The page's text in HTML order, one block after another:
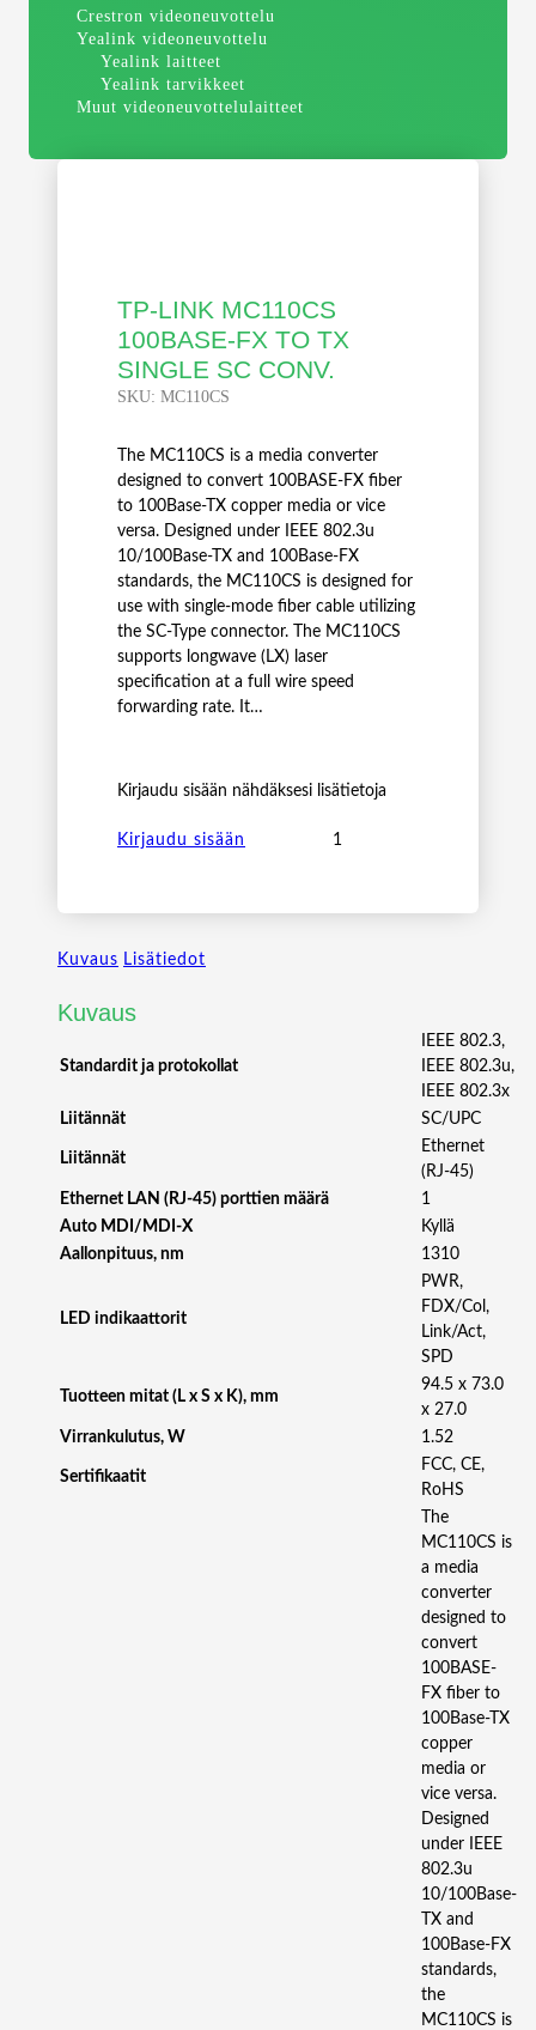
Crestron videoneuvottelu
Yealink videoneuvottelu
Yealink laitteet
Yealink tarvikkeet
Muut videoneuvottelulaitteet
TP-LINK MC110CS
100BASE-FX TO TX
SINGLE SC CONV.
SKU: MC110CS
The MC110CS is a media converter
designed to convert 100BASE-FX fiber
to 100Base-TX copper media or vice
versa. Designed under IEEE 802.3u
10/100Base-TX and 100Base-FX
standards, the MC110CS is designed for
use with single-mode fiber cable utilizing
the SC-Type connector. The MC110CS
supports longwave (LX) laser
specification at a full wire speed
forwarding rate. It…
Kirjaudu sisään nähdäksesi lisätietoja
L
1
Kirjaudu sisään
Kuvaus Lisätiedot
Kuvaus
Standardit ja protokollat
IEEE 802.3,
IEEE 802.3u,
IEEE 802.3x
Liitännät
SC/UPC
Liitännät
Ethernet
(RJ-45)
Ethernet LAN (RJ-45) porttien määrä
1
Auto MDI/MDI-X
Kyllä
Aallonpituus, nm
1310
LED indikaattorit
PWR,
FDX/Col,
Link/Act,
SPD
Tuotteen mitat (L x S x K), mm
94.5 x 73.0
x 27.0
Virrankulutus, W
1.52
Sertifikaatit
FCC, CE,
RoHS
The
MC110CS is
a media
converter
designed to
convert
100BASE-
FX fiber to
100Base-TX
copper
media or
vice versa.
Designed
under IEEE
802.3u
10/100Base-
TX and
100Base-FX
standards,
the
MC110CS is